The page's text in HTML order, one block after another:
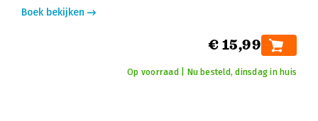
Boek bekijken
€ 15,99
Op voorraad | Nu besteld, dinsdag in huis